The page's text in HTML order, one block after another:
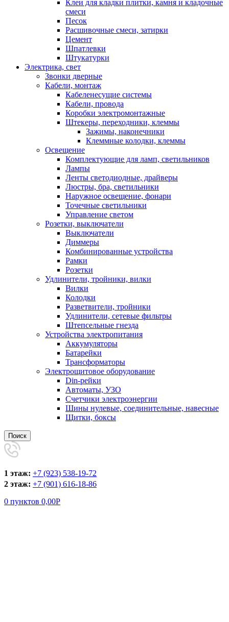
Клеи для кладки плитки, камня и кладочные
смеси
Песок
Расшивочные смеси, затирки
Цемент
Шпатлевки
Штукатурки
Электрика, свет
Звонки дверные
Кабели, монтаж
Кабеленесущие системы
Кабели, провода
Коробки электромонтажные
Штекеры, переходники, клеммы
Зажимы, наконечники
Клеммные колодки, клеммы
Освещение
Комплектующие для ламп, светильников
Лампы
Ленты светодиодные, драйверы
Люстры, бра, светильники
Наружное освещение, фонари
Точечные светильники
Управление светом
Розетки, выключатели
Выключатели
Диммеры
Комбинированные устройства
Рамки
Розетки
Удлинители, тройники, вилки
Вилки
Колодки
Разветвители, тройники
Удлинители, сетевые фильтры
Штепсельные гнезда
Устройства электропитания
Аккумуляторы
Батарейки
Трансформаторы
Электрощитовое оборудование
Din-рейки
Автоматы, УЗО
Счетчики электроэнергии
Шины нулевые, соединительные, навесные
Щитки, боксы
Поиск
1 этаж: +7 (923) 538-19-72
2 этаж: +7 (901) 616-18-86
0 пунктов 0,00Р